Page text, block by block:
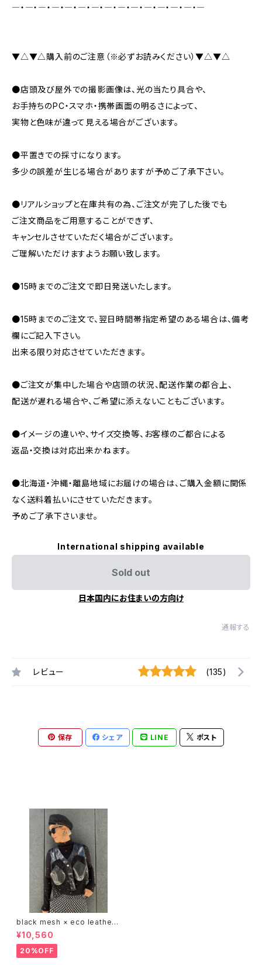
―・―・―・―・―・―・―・―・―・―・―・―・―・―・―
▼△▼△購入前のご注意（※必ずお読みください）▼△▼△
●店頭及び屋外での撮影画像は、光の当たり具合や、
お手持ちのPC・スマホ・携帯画面の明るさによって、
実物と色味が違って見える場合がございます。
●平置きでの採寸になります。
多少の誤差が生じる場合がありますが予めご了承下さい。
●リアルショップと在庫共有の為、ご注文が完了した後でも
ご注文商品をご用意することができず、
キャンセルさせていただく場合がございます。
ご理解いただけますようお願い致します。
●15時までのご注文で即日発送いたします。
●15時までのご注文で、翌日時間帯指定希望のある場合は、備考
欄にご記入下さい。
出来る限り対応させていただきます。
●ご注文が集中した場合や店頭の状況、配送作業の都合上、
配送が遅れる場合や、ご希望に添えないこともございます。
●イメージの違いや、サイズ交換等、お客様のご都合による
返品・交換は対応出来かねます。
●北海道・沖縄・離島地域にお届けの場合は、ご購入金額に関係
なく送料着払いにさせていただきます。
予めご了承下さいませ。
International shipping available
Sold out
日本国内にお住まいの方向け
通報する
レビュー (135)
保存 シェア LINE ポスト
black mesh × eco leather
mix design vest ベスト ジレ
メッシュ エコレザー 合皮 切替
デザイン 重ね着
¥10,560
20%OFF